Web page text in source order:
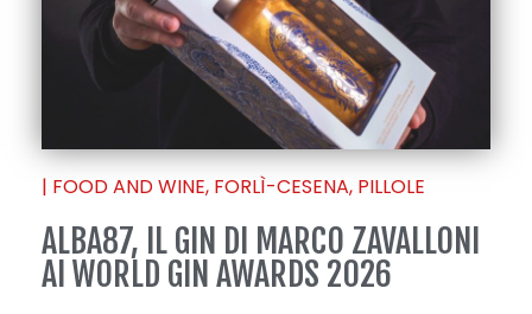
| FOOD AND WINE, FORLÌ-CESENA, PILLOLE
ALBA87, IL GIN DI MARCO ZAVALLONI
AI WORLD GIN AWARDS 2026